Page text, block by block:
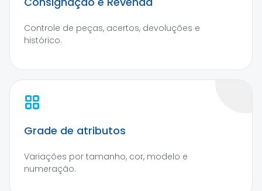
Controle de peças, acertos, devoluções e
histórico.
Grade de atributos
Variações por tamanho, cor, modelo e
numeração.